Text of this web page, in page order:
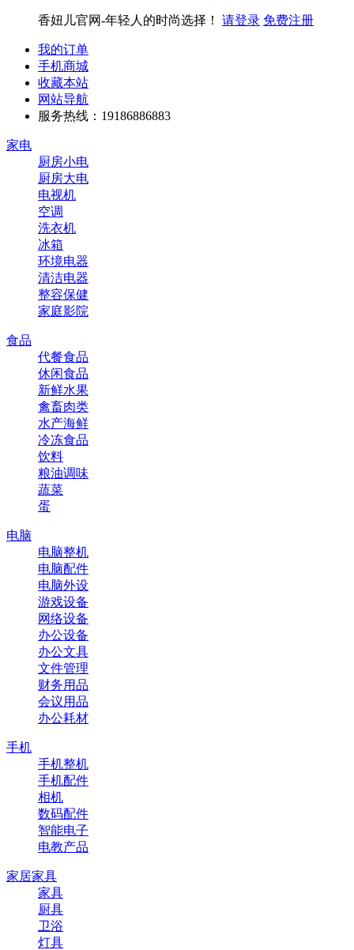
香妞儿官网-年轻人的时尚选择！ 请登录 免费注册
我的订单
手机商城
收藏本站
网站导航
服务热线：19186886883
家电
厨房小电
厨房大电
电视机
空调
洗衣机
冰箱
环境电器
清洁电器
整容保健
家庭影院
食品
代餐食品
休闲食品
新鲜水果
禽畜肉类
水产海鲜
冷冻食品
饮料
粮油调味
蔬菜
蛋
电脑
电脑整机
电脑配件
电脑外设
游戏设备
网络设备
办公设备
办公文具
文件管理
财务用品
会议用品
办公耗材
手机
手机整机
手机配件
相机
数码配件
智能电子
电教产品
家居家具
家具
厨具
卫浴
灯具